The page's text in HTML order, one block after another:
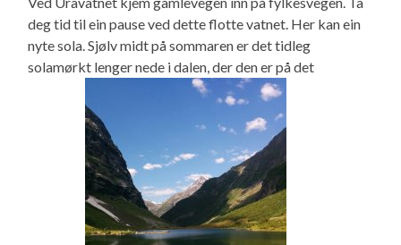
deg tid til ein pause ved dette flotte vatnet. Her kan ein
nyte sola. Sjølv midt på sommaren er det tidleg
solamørkt lenger nede i dalen, der den er på det